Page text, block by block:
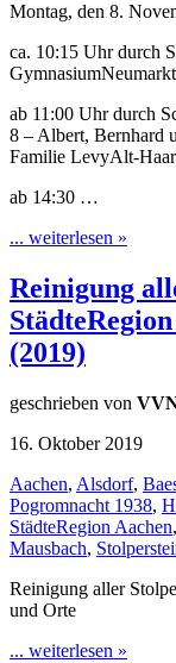
Montag, den 8.
ca. 10:15 Uhr durch
ab 11:00 Uhr durch
8 – Albert, Bernhard
Familie LevyAlt-
ab 14:30 …
... weiterlesen »
Reinigung
(2019)
geschrieben von
16. Oktober 2019
Aachen, Alsdorf,
Pogromnacht 1938,
StädteRegion Aachen,
Mausbach,
Reinigung aller
und Orte
... weiterlesen »